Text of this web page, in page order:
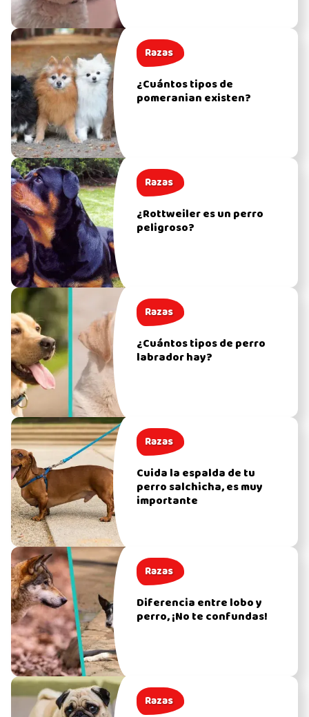
Razas
¿Cuántos tipos de
pomeranian existen?
Razas
¿Rottweiler es un perro
peligroso?
Razas
¿Cuántos tipos de perro
labrador hay?
Razas
Cuida la espalda de tu
perro salchicha, es muy
importante
Razas
Diferencia entre lobo y
perro, ¡No te confundas!
Razas